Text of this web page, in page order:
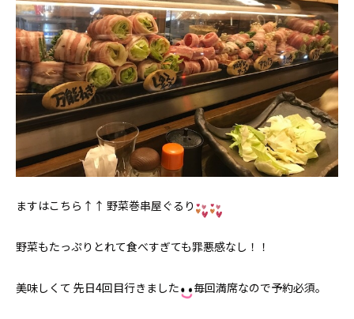
ますはこちら↑↑ 野菜巻串屋ぐるり
野菜もたっぷりとれて食べすぎても罪悪感なし！！
美味しくて 先日4回目行きました 毎回満席なので予約必須。